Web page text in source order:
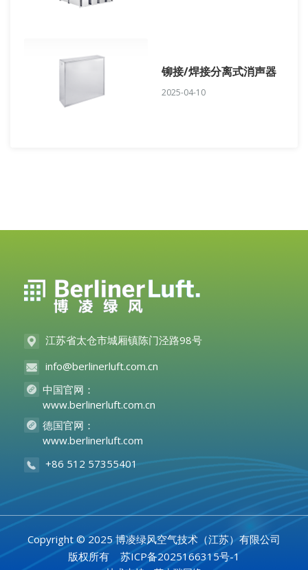
铆接/焊接分离式消声器
2025-04-10
江苏省太仓市城厢镇陈门泾路98号
info@berlinerluft.com.cn
中国官网：
www.berlinerluft.com.cn
德国官网：
www.berlinerluft.com
+86 512 57355401
Copyright © 2025 博凌绿风空气技术（江苏）有限公司
版权所有 苏ICP备2025166315号-1